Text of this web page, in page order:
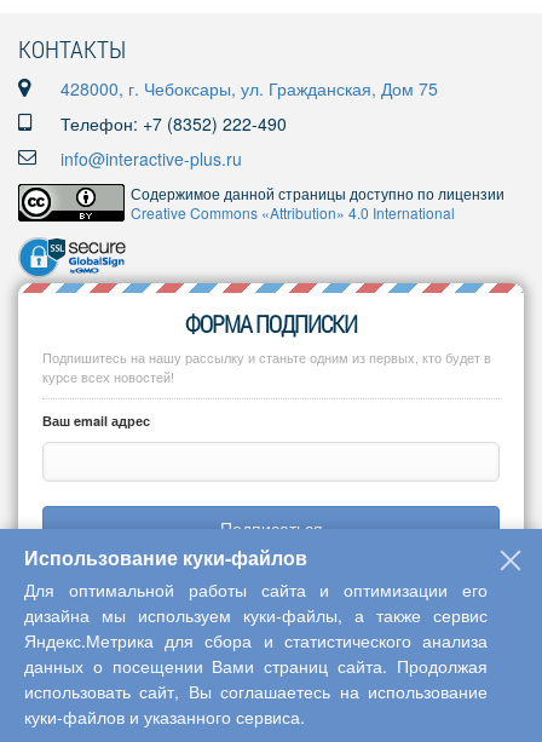
КОНТАКТЫ
428000, г. Чебоксары, ул. Гражданская, Дом 75
Телефон: +7 (8352) 222-490
info@interactive-plus.ru
Содержимое данной страницы доступно по лицензии
Creative Commons «Attribution» 4.0 International
ФОРМА ПОДПИСКИ
Подпишитесь на нашу рассылку и станьте одним из первых, кто будет в
курсе всех новостей!
Ваш email адрес
Подписаться
Copyright © 2013-2026 Центр научного сотрудничества «Интерактив
плюс»
Использование куки-файлов
Для оптимальной работы сайта и оптимизации его
дизайна мы используем куки-файлы, а также сервис
Яндекс.Метрика для сбора и статистического анализа
данных о посещении Вами страниц сайта. Продолжая
использовать сайт, Вы соглашаетесь на использование
куки-файлов и указанного сервиса.